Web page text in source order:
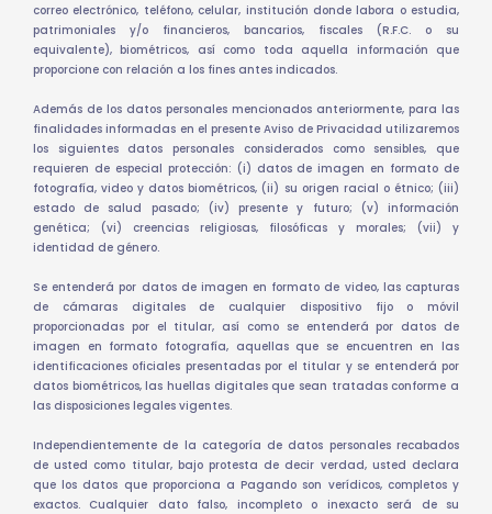
correo electrónico, teléfono, celular, institución donde labora o estudia,
patrimoniales y/o financieros, bancarios, fiscales (R.F.C. o su
equivalente), biométricos, así como toda aquella información que
proporcione con relación a los fines antes indicados.
Además de los datos personales mencionados anteriormente, para las
finalidades informadas en el presente Aviso de Privacidad utilizaremos
los siguientes datos personales considerados como sensibles, que
requieren de especial protección: (i) datos de imagen en formato de
fotografía, video y datos biométricos, (ii) su origen racial o étnico; (iii)
estado de salud pasado; (iv) presente y futuro; (v) información
genética; (vi) creencias religiosas, filosóficas y morales; (vii) y
identidad de género.
Se entenderá por datos de imagen en formato de video, las capturas
de cámaras digitales de cualquier dispositivo fijo o móvil
proporcionadas por el titular, así como se entenderá por datos de
imagen en formato fotografía, aquellas que se encuentren en las
identificaciones oficiales presentadas por el titular y se entenderá por
datos biométricos, las huellas digitales que sean tratadas conforme a
las disposiciones legales vigentes.
Independientemente de la categoría de datos personales recabados
de usted como titular, bajo protesta de decir verdad, usted declara
que los datos que proporciona a Pagando son verídicos, completos y
exactos. Cualquier dato falso, incompleto o inexacto será de su